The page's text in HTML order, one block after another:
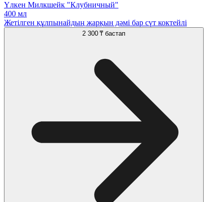
Үлкен Милкшейк "Клубничный"
400 мл
Жетілген құлпынайдың жарқын дәмі бар сүт коктейлі
2 300 ₸ бастап